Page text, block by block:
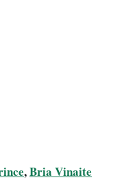
,Bria Vinaite